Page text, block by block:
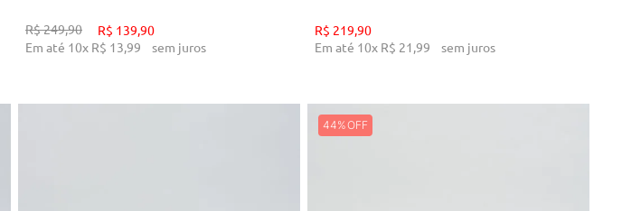
R$249,90 R$ 139,90
Em até 10x R$ 13,99 sem juros
R$ 219,90
Em até 10x R$ 21 ,99 sem juros
44%